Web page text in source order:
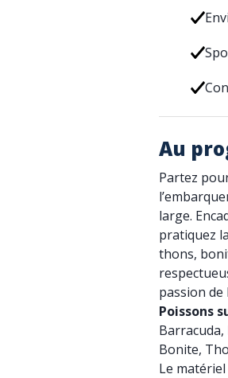
Au
Partez
large.
pratiquez la
thons,
passion de
Poissons
Bonite,
Le